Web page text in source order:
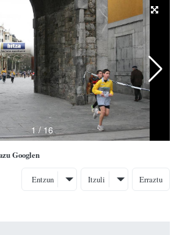
Googlen
Entzun Itzuli Erraztu